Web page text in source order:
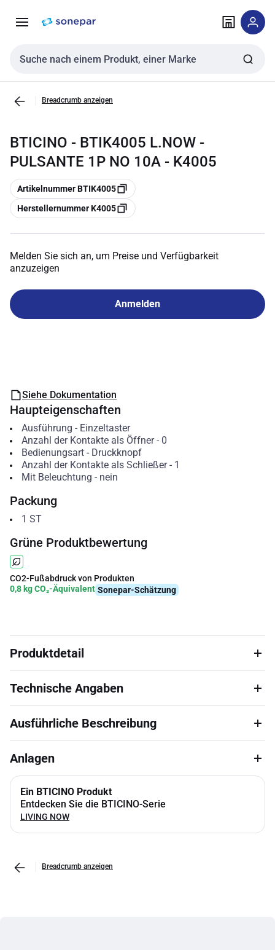
NavigationInhalt
Sucheingabe
Breadcrumb anzeigen
BTICINO - BTIK4005 L.NOW -
PULSANTE 1P NO 10A - K4005
Kopieren
Artikelnummer BTIK4005
Kopieren
Herstellernummer K4005
Melden Sie sich an, um Preise und Verfügbarkeit
anzuzeigen
Anmelden
Siehe Dokumentation
Haupteigenschaften
Ausführung - Einzeltaster
Anzahl der Kontakte als Öffner- 0
Bedienungsart- Druckknopf
Anzahl der Kontakte als Schließer- 1
Mit Beleuchtung - nein
Packung
1 ST
Grüne Produktbewertung
CO2-Fußabdruck von Produkten
0,8 kg CO₂-Äquivalent Sonepar-Schätzung
Produktdetail
Technische Angaben
Ausführliche Beschreibung
Anlagen
Ein BTICINO Produkt
Entdecken Sie die BTICINO-Serie
LIVING NOW
Breadcrumb anzeigen